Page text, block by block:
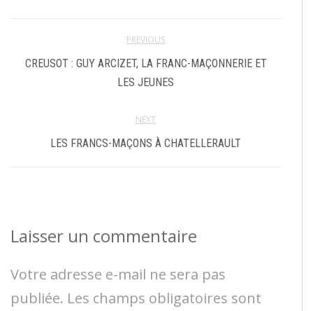
PREVIOUS
CREUSOT : GUY ARCIZET, LA FRANC-MAÇONNERIE ET
LES JEUNES
NEXT
LES FRANCS-MAÇONS À CHATELLERAULT
Laisser un commentaire
Votre adresse e-mail ne sera pas
publiée. Les champs obligatoires sont